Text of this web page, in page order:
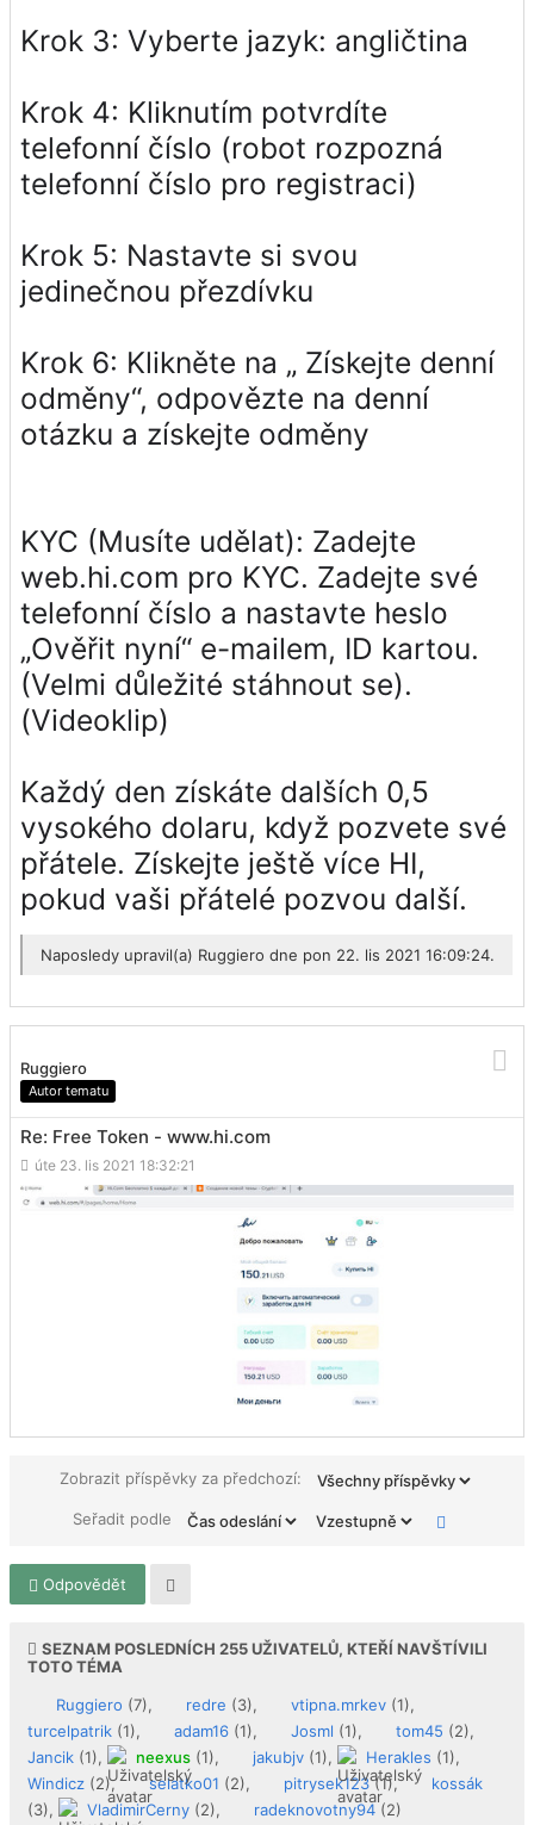
Krok 3: Vyberte jazyk: angličtina
Krok 4: Kliknutím potvrdíte
telefonní číslo (robot rozpozná
telefonní číslo pro registraci)
Krok 5: Nastavte si svou
jedinečnou přezdívku
Krok 6: Klikněte na „ Získejte denní
odměny“, odpovězte na denní
otázku a získejte odměny
KYC (Musíte udělat): Zadejte
web.hi.com pro KYC. Zadejte své
telefonní číslo a nastavte heslo
„Ověřit nyní“ e-mailem, ID kartou.
(Velmi důležité stáhnout se).
(Videoklip)
Každý den získáte dalších 0,5
vysokého dolaru, když pozvete své
přátele. Získejte ještě více HI,
pokud vaši přátelé pozvou další.
Naposledy upravil(a) Ruggiero dne pon 22. lis 2021 16:09:24.
Ruggiero
Autor tematu
Re: Free Token - www.hi.com
úte 23. lis 2021 18:32:21
Zobrazit příspěvky za předchozí:
Seřadit podle
Odpovědět
SEZNAM POSLEDNÍCH 255UŽIVATELŮ, KTEŘÍ NAVŠTÍVILI
TOTO TÉMA
Ruggiero (7), redre (3), vtipna.mrkev (1),
turcelpatrik (1), adam16 (1), Josml (1), tom45 (2),
Jancik (1), neexus (1), jakubjv (1), Herakles (1),
Windicz (2), selatko01 (2), pitrysek123(1),
kossák
(3),
VladimirCerny (2), radeknovotny94(2)